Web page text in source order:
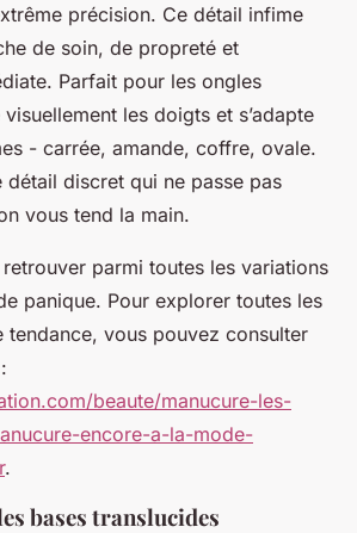
précision. Ce détail infime
de soin, de propreté et
Parfait pour les ongles
les doigts et s’adapte
- carrée, amande, coffre, ovale.
détail discret qui ne passe pas
vous tend la main.
retrouver parmi toutes les variations
panique. Pour explorer toutes les
tendance, vous pouvez consulter
beaute/manucure-les-
encore-a-la-mode-
.
bases translucides